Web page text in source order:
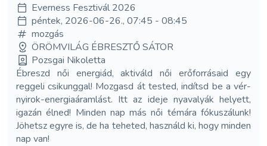
Everness Fesztivál 2026
péntek, 2026-06-26., 07:45 - 08:45
mozgás
ÖRÖMVILÁG ÉBRESZTŐ SÁTOR
Pozsgai Nikoletta
Ébreszd női energiád, aktiváld női erőforrásaid egy
reggeli csikunggal! Mozgasd át tested, indítsd be a vér-
nyirok-energiaáramlást. Itt az ideje nyavalyák helyett,
igazán élned! Minden nap más női témára fókuszálunk!
Jöhetsz egyre is, de ha teheted, használd ki, hogy minden
nap van!